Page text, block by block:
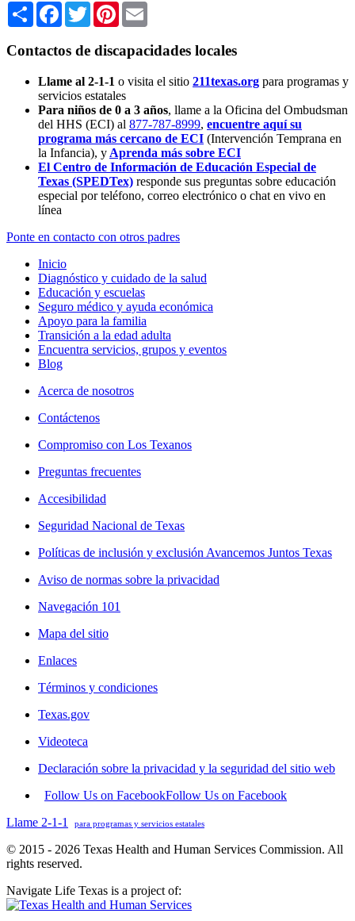
Share Facebook
TwitterPinterest
Contactos de discapacidades locales
Llame al 2-1-1 o visita el sitio 211texas.org para programas y
servicios estatales
Para niños de 0 a 3 años, llame a la Oficina del Ombudsman
del HHS (ECI) al 877-787-8999, encuentre aquí su
programa más cercano de ECI (Intervención Temprana en
la Infancia), y Aprenda más sobre ECI
El Centro de Información de Educación Especial de
Texas (SPEDTex) responde sus preguntas sobre educación
especial por teléfono, correo electrónico o chat en vivo en
línea
Ponte en contacto con otros padres
Inicio
Diagnóstico y cuidado de la salud
Educación y escuelas
Seguro médico y ayuda económica
Apoyo para la familia
Transición a la edad adulta
Encuentra servicios, grupos y eventos
Blog
Acerca de nosotros
Contáctenos
Compromiso con Los Texanos
Preguntas frecuentes
Accesibilidad
Seguridad Nacional de Texas
Políticas de inclusión y exclusión Avancemos Juntos Texas
Aviso de normas sobre la privacidad
Navegación 101
Mapa del sitio
Enlaces
Términos y condiciones
Texas.gov
Videoteca
Declaración sobre la privacidad y la seguridad del sitio web
Follow Us on FacebookFollow Us on Facebook
Llame 2-1-1
para programas y servicios estatales
© 2015 - 2026 Texas Health and Human Services Commission. All
rights reserved.
Navigate Life Texas is a project of: